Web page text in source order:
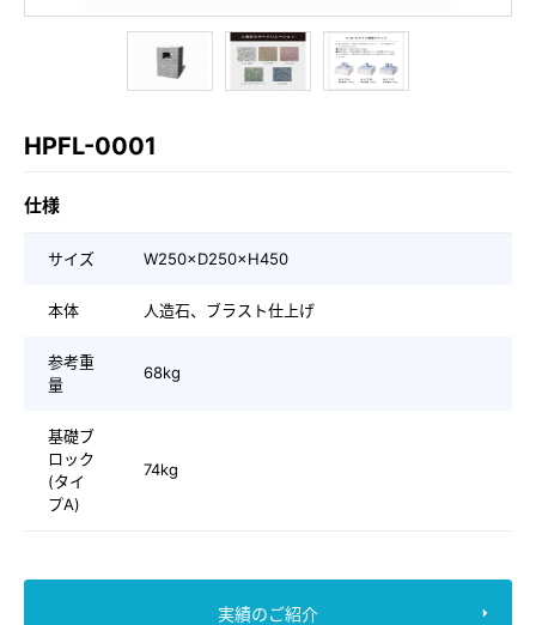
HPFL-0001
仕様
サイズ W250×D250×H450
本体 人造石、ブラスト仕上げ
参考重
量
68kg
基礎ブ
ロック
(タイ
プA)
74kg
実績のご紹介